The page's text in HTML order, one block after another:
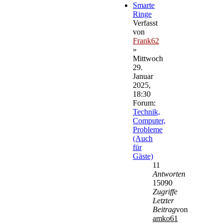
Smarte
Ringe
Verfasst
von
Frank62
»
Mittwoch
29.
Januar
2025,
18:30
Forum:
Technik,
Computer,
Probleme
(Auch
für
Gäste)
11
Antworten
15090
Zugriffe
Letzter
Beitragvon
amko61